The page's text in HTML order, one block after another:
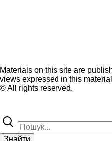
Materials on this site are
views expressed in this
© All rights reserved.
Знайти